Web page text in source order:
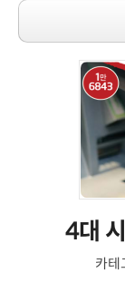
4대
카테